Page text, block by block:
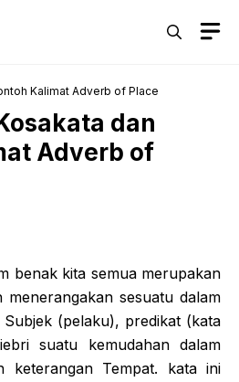
Kalimat Adverb of Place
dan
Adverb of
benak kita semua merupakan
sesuatu dalam
(pelaku), predikat (kata
suatu kemudahan dalam
keterangan Tempat. kata ini